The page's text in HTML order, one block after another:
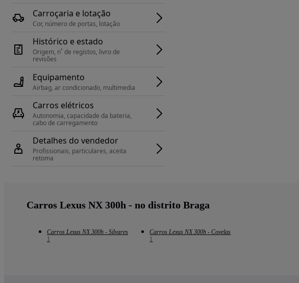
Carroçaria e lotação
Cor, número de portas, lotação
Histórico e estado
Origem, n˚ de registos, livro de
revisões
Equipamento
Airbag, ar condicionado, multimedia
Carros elétricos
Autonomia, capacidade da bateria,
cabo de carregamento
Detalhes do vendedor
Profissionais, particulares, aceita
retoma
Carros Lexus NX 300h - no distrito Braga
Carros Lexus NX 300h - Silvares
1
Carros Lexus NX 300h - Covelas
1